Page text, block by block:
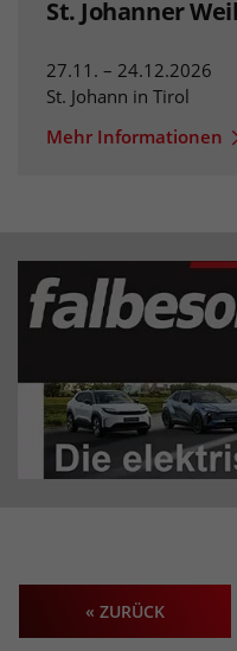
St. Johanner
27.11. – 24.12.2026
St. Johann in Tirol
Mehr Informationen
« ZURÜCK